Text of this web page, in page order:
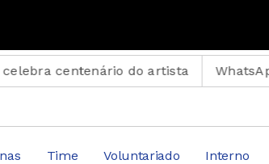
do artista WhatsApp vai
Time Voluntariado Interno